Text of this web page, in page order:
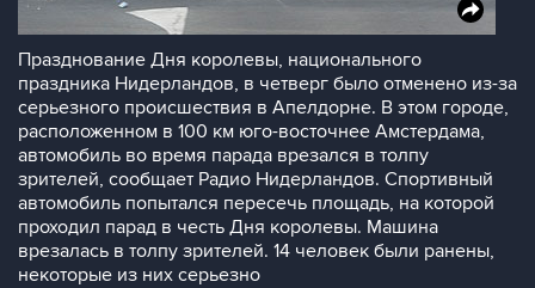
Празднование Дня королевы, национального
праздника Нидерландов, в четверг было отменено из-за
серьезного происшествия в Апелдорне. В этом городе,
расположенном в 100 км юго-восточнее Амстердама,
автомобиль во время парада врезался в толпу
зрителей, сообщает Радио Нидерландов. Спортивный
автомобиль попытался пересечь площадь, на которой
проходил парад в честь Дня королевы. Машина
врезалась в толпу зрителей. 14 человек были ранены,
некоторые из них серьезно